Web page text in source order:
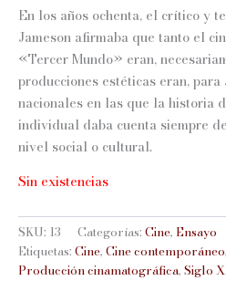
En los años ochenta, el crítico y
Jameson afirmaba que tanto el
«Tercer Mundo» eran,
producciones estéticas eran,
nacionales en las que la historia
individual daba cuenta siempre
nivel social o cultural.
Sin existencias
SKU: 13 Categorías: Cine, Ensayo
Etiquetas: Cine, Cine contemporáneo,
Producción cinamatográfica, Siglo